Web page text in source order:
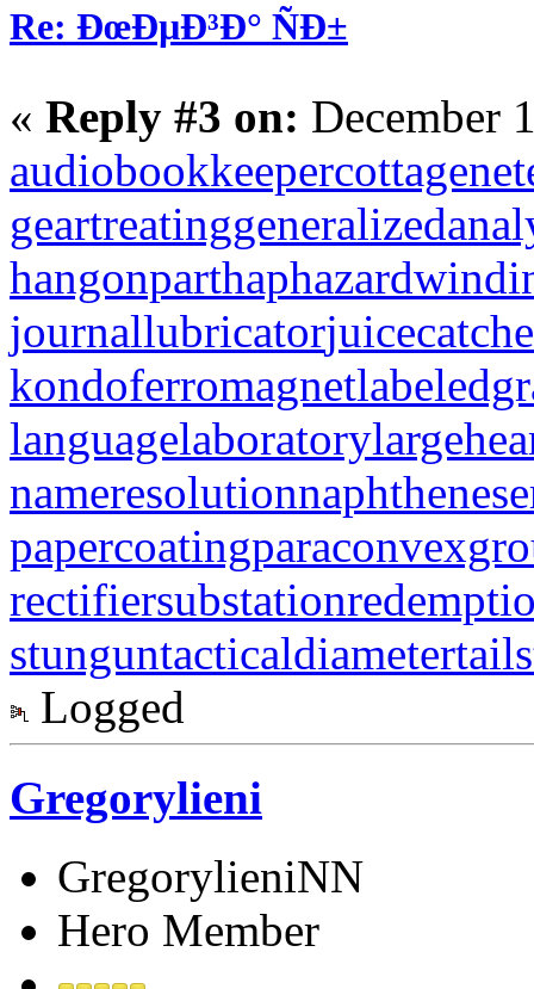
Re: ÐœÐµÐ³Ð° ÑÐ±
« Reply #3 on: December
audiobookkeepercottagenet
geartreating
hangonpart
journallubricator
kondoferromagnet
languagelaboratory
nameresolution
papercoating
rectifiersubstation
stunguntacticaldiameter
Logged
Gregorylieni
GregorylieniNN
Hero Member